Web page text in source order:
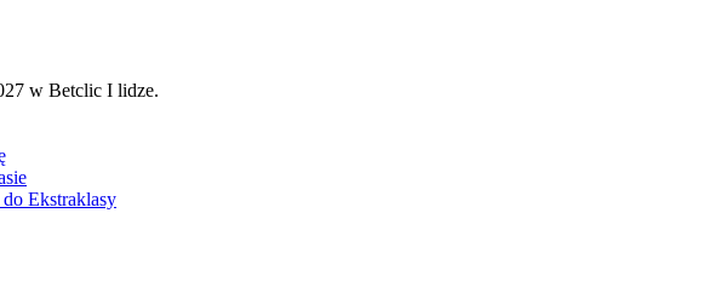
w Betclic I lidze.
Ekstraklasy